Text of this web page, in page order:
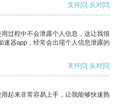
支持[0] 反对[0]
过程中不会泄露个人信息，这让我很
速器app，经常会出现个人信息泄露的
支持[0] 反对[0]
起来非常容易上手，让我能够快速熟